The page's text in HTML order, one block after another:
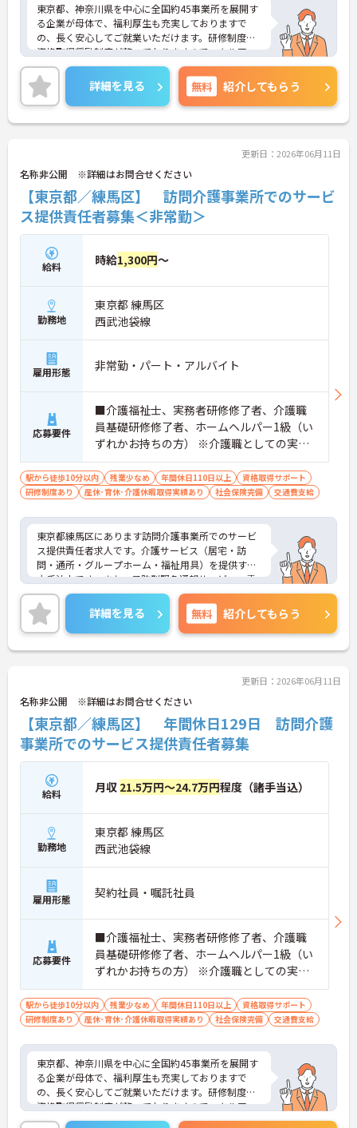
東京都、神奈川県を中心に全国約45事業所を展開す
る企業が母体で、福利厚生も充実しておりますで
の、長く安心してご就業いただけます。研修制度や
資格取得奨励制度が整っておりますのでスキルアッ
プも目指せる環境です。
ご興味のある方は是非お気軽にお問い合わせ下さ
い。
詳細を見る 無料 紹介してもらう
更新日：2026年06月11日
名称非公開 ※詳細はお問合せください
【東京都／練馬区】 訪問介護事業所でのサービ
ス提供責任者募集＜非常勤＞
給料 時給1,300円～
勤務地
東京都 練馬区
西武池袋線
雇用形態 非常勤・パート・アルバイト
応募要件
■介護福祉士、実務者研修修了者、介護職
員基礎研修修了者、ホームヘルパー1級（い
ずれかお持ちの方） ※介護職としての実務
経験者
駅から徒歩10分以内 残業少なめ 年間休日110日以上
資格取得サポート
研修制度あり
産休･育休･介護休暇取得実績あり 社会保険完備 交通費支給
東京都練馬区にあります訪問介護事業所でのサービ
ス提供責任者求人です。介護サービス（居宅・訪
問・通所・グループホーム・福祉用具）を提供する
大手法人です。また、予防型緊急通報サービス、電
話健康相談、在宅医療機器サポートサービス、特定
保健指導など医療スタッフによる24時間365日体制
の「対話型」ヒューマンヘルスケアサービスを提供
しています。契約社員登用もあり、福利厚生が充実
しておりますので、長く安心して働いていただけま
詳細を見る 無料 紹介してもらう
更新日：2026年06月11日
名称非公開 ※詳細はお問合せください
【東京都／練馬区】 年間休日129日 訪問介護
事業所でのサービス提供責任者募集
給料 月収 21.5万円～24.7万円程度（諸手当込）
勤務地
東京都 練馬区
西武池袋線
雇用形態 契約社員・嘱託社員
応募要件
■介護福祉士、実務者研修修了者、介護職
員基礎研修修了者、ホームヘルパー1級（い
ずれかお持ちの方） ※介護職としての実務
経験者 ※サービス提供責任者・訪問介護員
としての実務経験者歓迎
駅から徒歩10分以内 残業少なめ 年間休日110日以上
資格取得サポート
研修制度あり
産休･育休･介護休暇取得実績あり 社会保険完備 交通費支給
東京都、神奈川県を中心に全国約45事業所を展開す
る企業が母体で、福利厚生も充実しておりますで
の、長く安心してご就業いただけます。研修制度や
資格取得奨励制度が整っておりますのでスキルアッ
プも目指せる環境です。